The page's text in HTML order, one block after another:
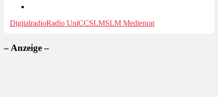
DigitalradioRadio UniCCSLMSLM Medienrat
– Anzeige –